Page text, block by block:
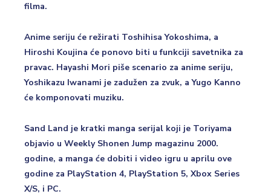
filma.
Anime seriju će režirati Toshihisa Yokoshima, a
Hiroshi Koujina će ponovo biti u funkciji savetnika za
pravac. Hayashi Mori piše scenario za anime seriju,
Yoshikazu Iwanami je zadužen za zvuk, a Yugo Kanno
će komponovati muziku.
Sand Land je kratki manga serijal koji je Toriyama
objavio u Weekly Shonen Jump magazinu 2000.
godine, a manga će dobiti i video igru u aprilu ove
godine za PlayStation 4, PlayStation 5, Xbox Series
X/S, i PC.